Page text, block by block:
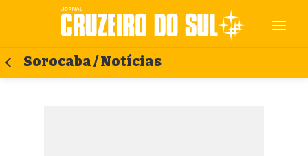
Sorocaba / Notícias